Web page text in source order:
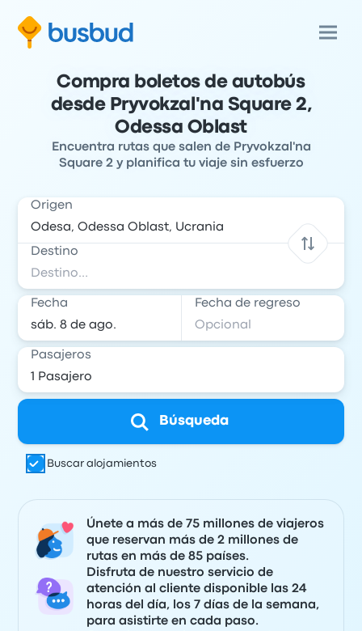
Compra boletos de autobús
desde Pryvokzal'na Square 2,
Odessa Oblast
Encuentra rutas que salen de Pryvokzal'na
Square 2 y planifica tu viaje sin esfuerzo
Origen
Destino
Fecha Fecha de regreso
Pasajeros
Búsqueda
Buscar alojamientos
Únete a más de 75 millones de viajeros
que reservan más de 2 millones de
rutas en más de 85 países.
Disfruta de nuestro servicio de
atención al cliente disponible las 24
horas del día, los 7 días de la semana,
para asistirte en cada paso.